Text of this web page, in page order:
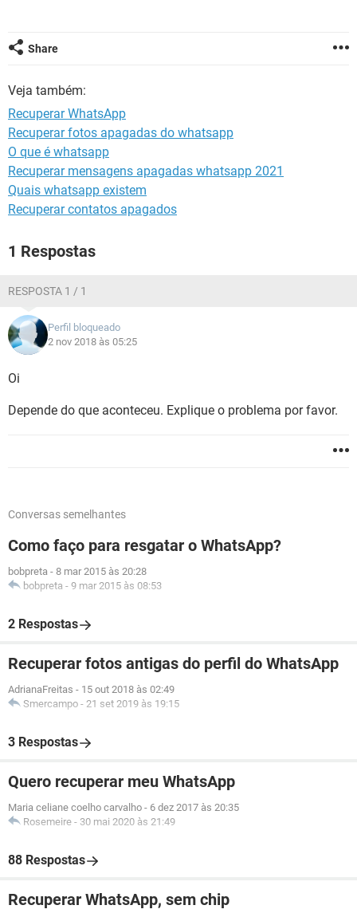
Share
Veja também:
Recuperar WhatsApp
Recuperar fotos apagadas do whatsapp
O que é whatsapp
Recuperar mensagens apagadas whatsapp 2021
Quais whatsapp existem
Recuperar contatos apagados
1 Respostas
RESPOSTA 1 / 1
Perfil bloqueado
2 nov 2018 às 05:25
Oi
Depende do que aconteceu. Explique o problema por favor.
Conversas semelhantes
Como faço para resgatar o WhatsApp?
bobpreta - 8 mar 2015 às 20:28
bobpreta - 9 mar 2015 às 08:53
2 Respostas
Recuperar fotos antigas do perfil do WhatsApp
AdrianaFreitas - 15 out 2018 às 02:49
Smercampo - 21 set 2019 às 19:15
3 Respostas
Quero recuperar meu WhatsApp
Maria celiane coelho carvalho - 6 dez 2017 às 20:35
Rosemeire - 30 mai 2020 às 21:49
88 Respostas
Recuperar WhatsApp, sem chip